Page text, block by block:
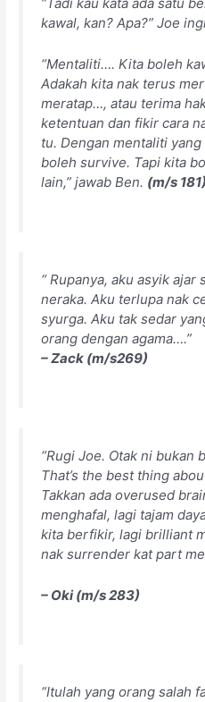
“Tadi kau kata ada satu
kawal, kan? Apa?” Joe
“Mentaliti…. Kita boleh
Adakah kita nak terus
meratap…, atau terima
ketentuan dan fikir cara
tu. Dengan mentaliti
boleh survive. Tapi kita
lain,” jawab Ben. (m/s
“ Rupanya, aku asyik
neraka. Aku terlupa nak
syurga. Aku tak sedar
orang dengan agama….”
– Zack (m/s269)
“Rugi Joe. Otak ni bukan
That’s the best thing
Takkan ada overused
menghafal, lagi tajam
kita berfikir, lagi brilliant
nak surrender kat part
– Oki (m/s 283)
“Itulah yang orang salah